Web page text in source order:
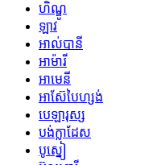
ហិណ្ឌូ
ឡាវ
អាល់បានី
អាម៉ារី
អាមេនី
អាស៊ែបៃហ្សង់
បេឡារុស្ស
បង់ក្លាដែស
បូស្នៀ